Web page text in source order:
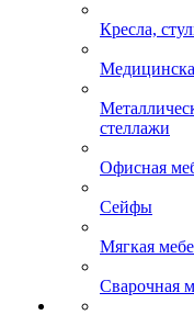
Кресла,
стеллажи
Офисная
Сейфы
Мягкая
Сварочная